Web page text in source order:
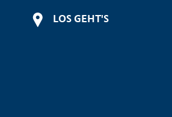
LOS GEHT'S